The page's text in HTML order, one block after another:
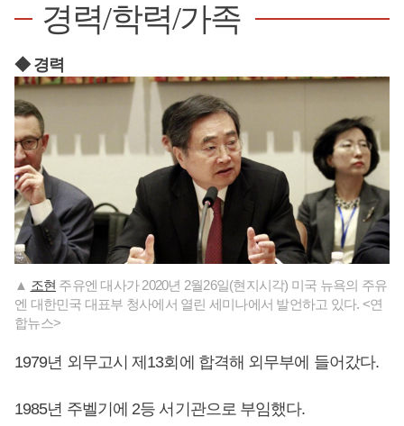
경력/학력/가족
◆ 경력
▲ 조현 주유엔 대사가 2020년 2월26일(현지시각) 미국 뉴욕의 주유
엔 대한민국 대표부 청사에서 열린 세미나에서 발언하고 있다. <연
합뉴스>
1979년 외무고시 제13회에 합격해 외무부에 들어갔다.
1985년 주벨기에 2등 서기관으로 부임했다.